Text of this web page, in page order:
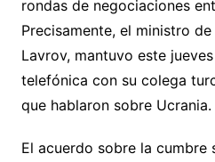
rondas de negociaciones
Precisamente, el ministro
Lavrov, mantuvo este
telefónica con su colega
que hablaron sobre Ucrania.
El acuerdo sobre la cumbre